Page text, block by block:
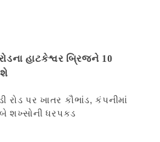
હાટકેશ્વર બ્રિજને 10